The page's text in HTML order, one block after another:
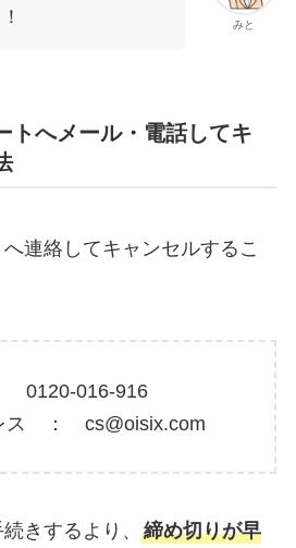
みと
トへメール・電話してキ
連絡してキャンセルするこ
0120-016-916
ス ： cs@oisix.com
きするより、 締め切りが早